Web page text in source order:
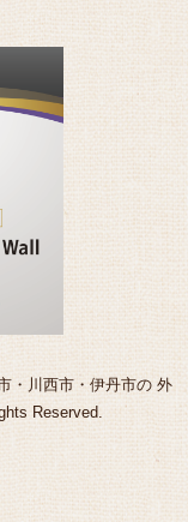
・川西市・伊丹市の 外
Reserved.